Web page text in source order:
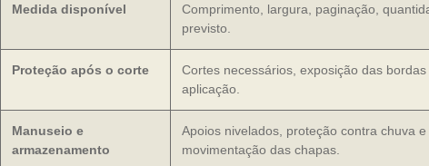
Medida disponível
Comprimento, largura, paginação,
previsto.
Proteção após o corte
Cortes necessários, exposição das
aplicação.
Manuseio e
armazenamento
Apoios nivelados, proteção contra chuva
movimentação das chapas.